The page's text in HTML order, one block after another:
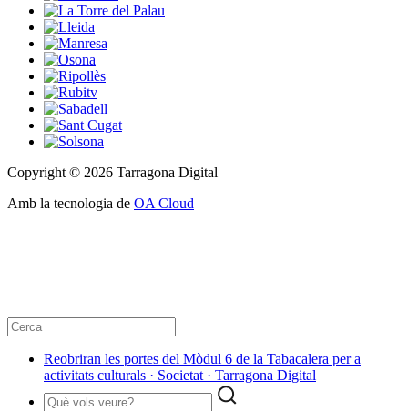
Copyright © 2026 Tarragona Digital
Amb la tecnologia de OA Cloud
Reobriran les portes del Mòdul 6 de la Tabacalera per a
activitats culturals · Societat · Tarragona Digital